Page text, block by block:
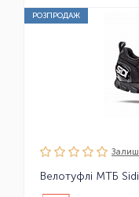
РОЗПРОДАЖ
Велотуфлі МТБ